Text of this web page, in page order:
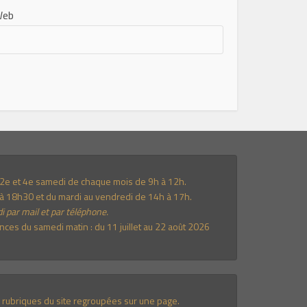
et 4e samedi de chaque mois de 9h à 12h.
et du mardi au vendredi de 14h à 17h.
par mail et par téléphone.
du samedi matin : du 11 juillet au 22 août 2026
du site regroupées sur une page.